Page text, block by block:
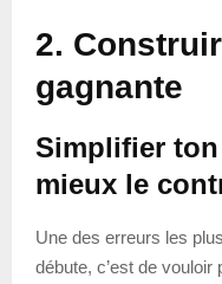
2.
gagnante
Simplifier
mieux le
Une des erreurs les
débute, c’est de